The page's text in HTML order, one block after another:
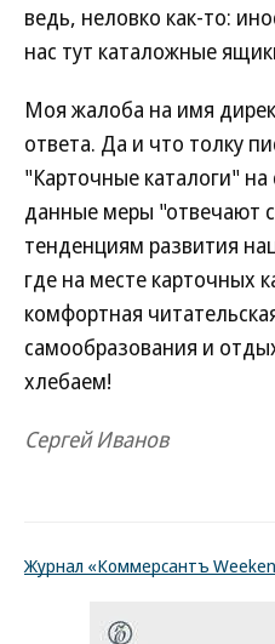
ведь, неловко как-то:
нас тут каталожные
Моя жалоба на имя
ответа. Да и что толку
"Карточные каталоги" на
данные меры "отвечают
тенденциям развития
где на месте карточных
комфортная
самообразования и
хлебаем!
Сергей Иванов
Журнал «Коммерсантъ